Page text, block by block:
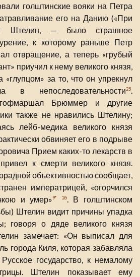
голштинские вояки на Петра
его на Данию («При
Штелин, — было страшное
к которому раньше Петр
отвращение, а теперь «грубый
приучил к нему великого князя,
за то, что он упрекнул
в непоследовательности25
гофмаршал Брюммер и другие
также не нравились Штелину;
лейб-медика великого князя
обвиняет его в подрыве
Прием каких-то лекарств в
к смерти великого князя.
объективностью сообщает,
императрицей, «огорчился
и умер»9* 26. В голштинском
Штелин видит причины упадка
говоря о дяде великого князя
замечает: «Он выписал для
города Киля, которая забавляла
государство, к немалому
Штелин показывает ему